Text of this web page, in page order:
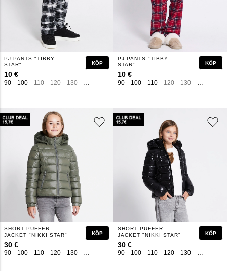
90 100 110 120 130 140 160
PJ PANTS "TIBBY
STAR"
10 €
KÖP
90 100 110 120 130 140
PJ PANTS "TIBBY
STAR"
10 €
KÖP
90 100 110 120 130 140 160
SHORT PUFFER
JACKET "NIKKI STAR"
30 €
KÖP
90 100 110 120 130 140
SHORT PUFFER
JACKET "NIKKI STAR"
30 €
KÖP